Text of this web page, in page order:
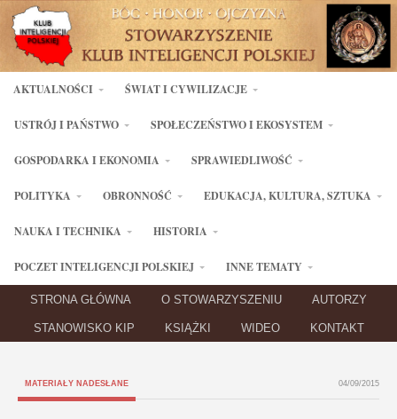
AKTUALNOŚCI ŚWIAT I CYWILIZACJE
USTRÓJ I PAŃSTWO SPOŁECZEŃSTWO I EKOSYSTEM
GOSPODARKA I EKONOMIA SPRAWIEDLIWOŚĆ
POLITYKA OBRONNOŚĆ EDUKACJA, KULTURA, SZTUKA
NAUKA I TECHNIKA HISTORIA
POCZET INTELIGENCJI POLSKIEJ INNE TEMATY
STRONA GŁÓWNA O STOWARZYSZENIU AUTORZY
STANOWISKO KIP KSIĄŻKI WIDEO KONTAKT
MATERIAŁY NADESŁANE 04/09/2015